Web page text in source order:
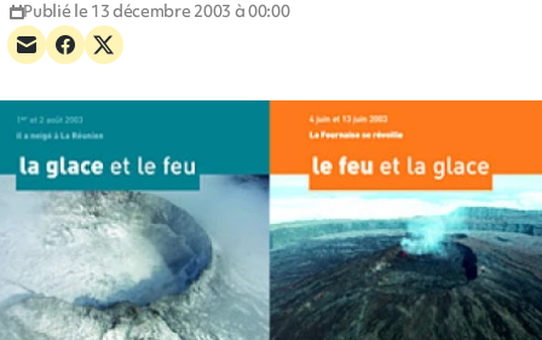
Publié le 13 décembre 2003 à 00:00